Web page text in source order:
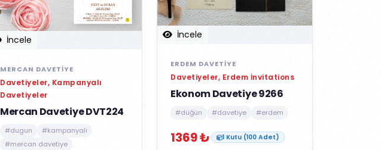
İncele
MERCAN DAVETIYE
Davetiyeler, Kampanyalı
Davetiyeler
Mercan Davetiye DVT224
#dugun
#kampanyali
#mercan davetiye
İncele
ERDEM DAVETIYE
Davetiyeler, Erdem İnvitations
Ekonom Davetiye 9266
#düğün #davetiye #erdem
1369 ₺ 1 Kutu (100 Adet)